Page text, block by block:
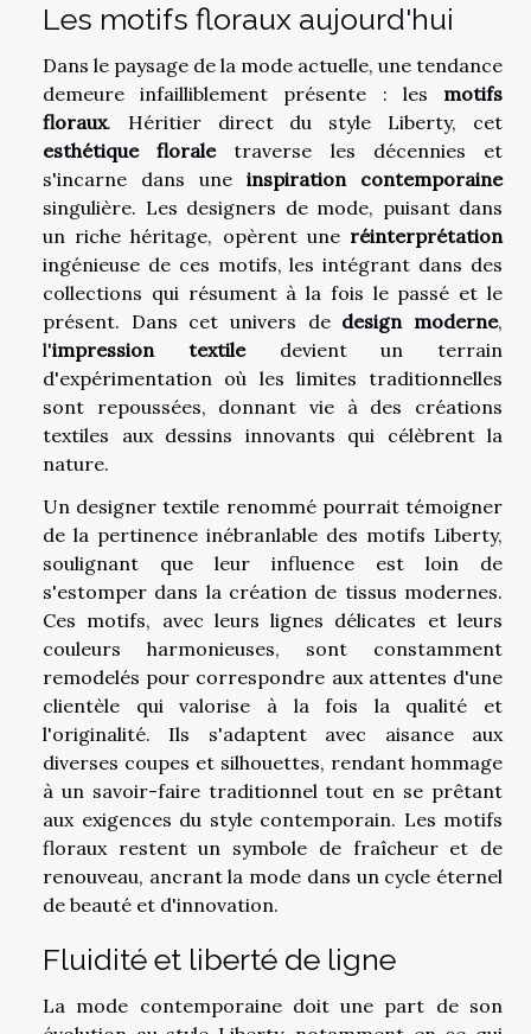
Les motifs floraux aujourd'hui
Dans le paysage de la mode actuelle, une tendance
demeure infailliblement présente : les motifs
floraux. Héritier direct du style Liberty, cet
esthétique floraletraverse les décennies et
s'incarne dans une inspiration contemporaine
singulière. Les designers de mode, puisant dans
un riche héritage, opèrent une réinterprétation
ingénieuse de ces motifs, les intégrant dans des
collections qui résument à la fois le passé et le
présent. Dans cet univers de design moderne,
l'impression textiledevient un terrain
d'expérimentation où les limites traditionnelles
sont repoussées, donnant vie à des créations
textiles aux dessins innovants qui célèbrent la
nature.
Un designer textile renommé pourrait témoigner
de la pertinence inébranlable des motifs Liberty,
soulignant que leur influence est loin de
s'estomper dans la création de tissus modernes.
Ces motifs, avec leurs lignes délicates et leurs
couleurs harmonieuses, sont constamment
remodelés pour correspondre aux attentes d'une
clientèle qui valorise à la fois la qualité et
l'originalité. Ils s'adaptent avec aisance aux
diverses coupes et silhouettes, rendant hommage
à un savoir-faire traditionnel tout en se prêtant
aux exigences du style contemporain. Les motifs
floraux restent un symbole de fraîcheur et de
renouveau, ancrant la mode dans un cycle éternel
de beauté et d'innovation.
Fluidité et liberté de ligne
La mode contemporaine doit une part de son